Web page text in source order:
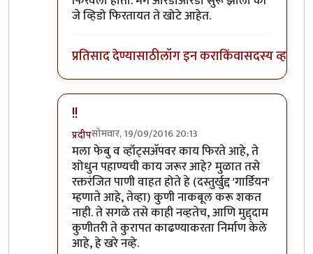
जे व्हिडो फिरतायत ते खोटे आहेत.
प्रतिसाद देण्यासाठीलॉग इन कराकिंवासदस्य व्हा
!!
प्रदीपसोमवार, 19/09/2016 20:13
In reply toफेसबुक्/व्हॉट्सॅपवर फिरतायतby
मला फेबु व व्हॉट्सअ‍ॅपवर काय फिरते आहे, ते
शोधुन पहाण्यची काय जरूर आहे? मुळात तसे
रक्तरंजित पाणी वाहत होते हे (दस्तुर्खुद्द 'गार्डियन'
म्हणाते आहे, तेव्हा) कुणी नाकबूल करू शकत
नाही. ते सगळे तसे काही नव्हतेच, आणि मुद्द्दाम
कुणीतरी ते कुरापत काढण्याकरता निर्माण केले
आहे, हे खरे नव्हे.